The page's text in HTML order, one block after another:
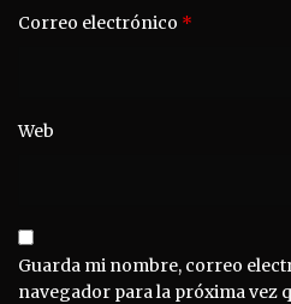
Correo electrónico *
Web
Guarda mi nombre, correo
navegador para la próxima vez